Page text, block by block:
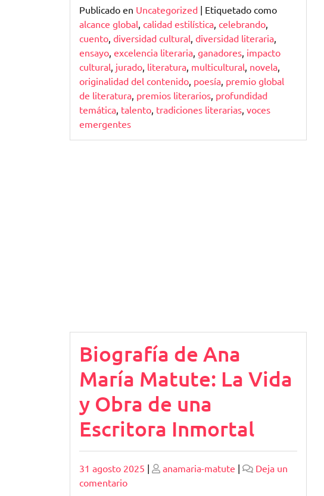
Publicado en Uncategorized | Etiquetado como
alcance global, calidad estilística, celebrando,
cuento, diversidad cultural, diversidad literaria,
ensayo, excelencia literaria, ganadores, impacto
cultural, jurado, literatura, multicultural, novela,
originalidad del contenido, poesía, premio global
de literatura, premios literarios, profundidad
temática, talento, tradiciones literarias, voces
emergentes
Biografía de Ana
María Matute: La Vida
y Obra de una
Escritora Inmortal
Publicado
31 agosto 2025 | Publicado
anamaria-matute |
Deja un
comentarioen